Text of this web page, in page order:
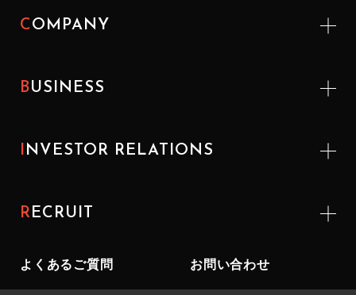
COMPANY
BUSINESS
INVESTOR RELATIONS
RECRUIT
よくあるご質問 お問い合わせ